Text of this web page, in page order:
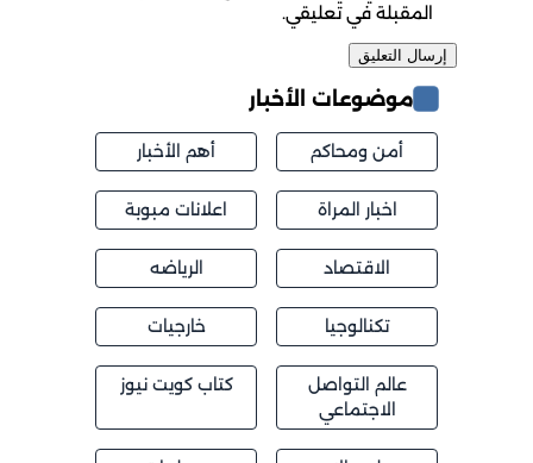
المقبلة في تعليقي.
موضوعات الأخبار
أمن ومحاكم أهم الأخبار
اخبار المراة اعلانات مبوبة
الاقتصاد الرياضه
تكنالوجيا خارجيات
عالم التواصل
الاجتماعي
كتاب كويت نيوز